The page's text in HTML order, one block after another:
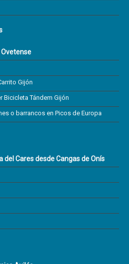
Gijón
Bicicleta Tándem Gijón
o barrancos en Picos de Europa
del Cares desde Cangas de Onís